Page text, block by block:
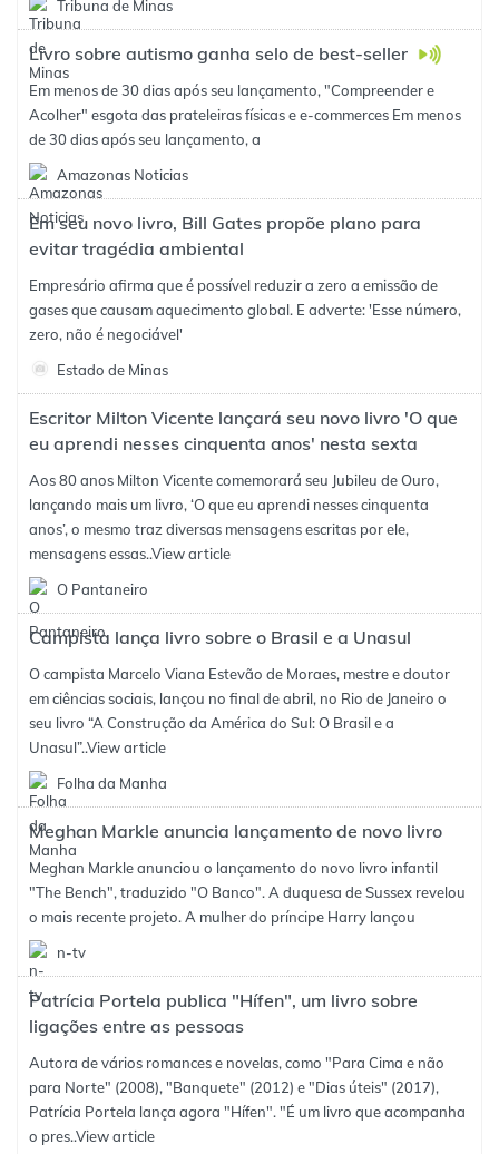
Tribuna de Minas
Livro sobre autismo ganha selo de best-seller
Em menos de 30 dias após seu lançamento, "Compreender e
Acolher" esgota das prateleiras físicas e e-commerces Em menos
de 30 dias após seu lançamento, a
Amazonas Noticias
Em seu novo livro, Bill Gates propõe plano para
evitar tragédia ambiental
Empresário afirma que é possível reduzir a zero a emissão de
gases que causam aquecimento global. E adverte: 'Esse número,
zero, não é negociável'
Estado de Minas
Escritor Milton Vicente lançará seu novo livro 'O que
eu aprendi nesses cinquenta anos' nesta sexta
Aos 80 anos Milton Vicente comemorará seu Jubileu de Ouro,
lançando mais um livro, ‘O que eu aprendi nesses cinquenta
anos’, o mesmo traz diversas mensagens escritas por ele,
mensagens essas..View article
O Pantaneiro
Campista lança livro sobre o Brasil e a Unasul
O campista Marcelo Viana Estevão de Moraes, mestre e doutor
em ciências sociais, lançou no final de abril, no Rio de Janeiro o
seu livro “A Construção da América do Sul: O Brasil e a
Unasul”..View article
Folha da Manha
Meghan Markle anuncia lançamento de novo livro
Meghan Markle anunciou o lançamento do novo livro infantil
"The Bench", traduzido "O Banco". A duquesa de Sussex revelou
o mais recente projeto. A mulher do príncipe Harry lançou
n-tv
Patrícia Portela publica "Hífen", um livro sobre
ligações entre as pessoas
Autora de vários romances e novelas, como "Para Cima e não
para Norte" (2008), "Banquete" (2012) e "Dias úteis" (2017),
Patrícia Portela lança agora "Hífen". "É um livro que acompanha
o pres..View article